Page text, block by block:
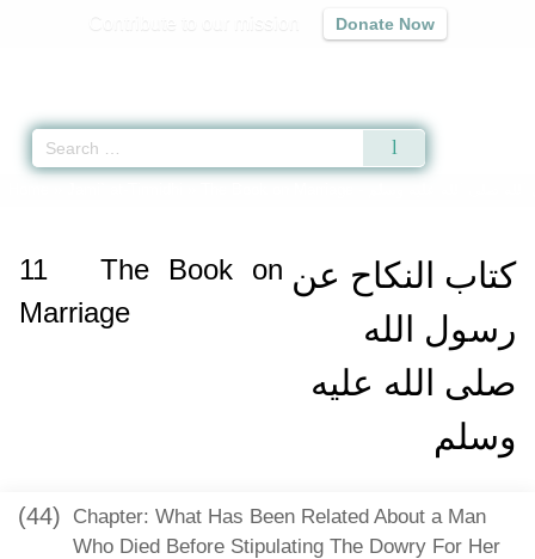
Donate Now
كتاب النكاح عن
رسول الله
صلى الله عليه
وسلم
11
The Book on
Marriage
(44) Chapter: What Has Been Related About a Man
Who Died Before Stipulating The Dowry For Her